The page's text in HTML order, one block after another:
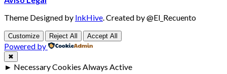
Theme Designed by InkHive.Created by @El_Recuento
Customize Reject All Accept All
Powered by
✖
► Necessary Cookies Always Active